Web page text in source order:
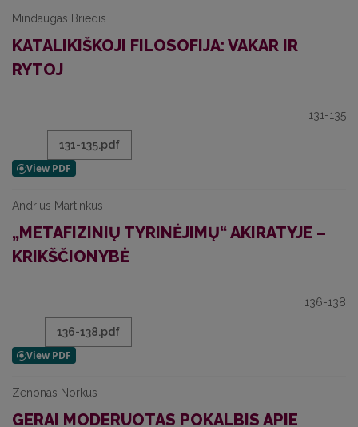
Mindaugas Briedis
KATALIKIŠKOJI FILOSOFIJA: VAKAR IR
RYTOJ
131-135
131-135.pdf
Andrius Martinkus
„METAFIZINIŲ TYRINĖJIMŲ“ AKIRATYJE –
KRIKŠČIONYBĖ
136-138
136-138.pdf
Zenonas Norkus
GERAI MODERUOTAS POKALBIS APIE